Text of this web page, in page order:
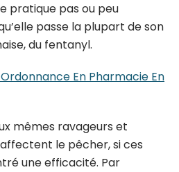
pratique pas ou peu
passe la plupart de son
du fentanyl.
En Pharmacie En
mêmes ravageurs et
le pêcher, si ces
une efficacité. Par